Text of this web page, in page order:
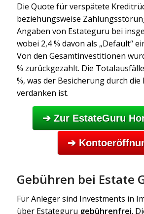
Die Quote für verspätete
beziehungsweise
Angaben von Estateguru bei
wobei 2,4 % davon als „Default“
Von den Gesamtinvestitionen
% zurückgezahlt. Die
%, was der Besicherung durch
verdanken ist.
➔ Zur EstateGuru
➔
Gebühren bei Estate
Für Anleger sind Investments in
über Estateguru gebührenfrei.